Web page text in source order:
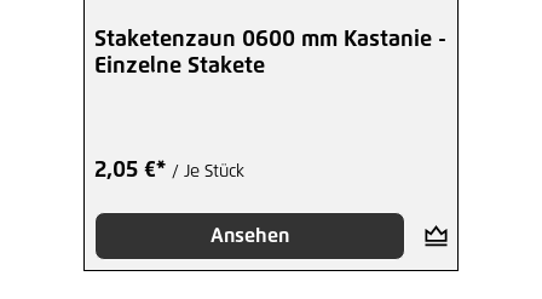
Staketenzaun 0600 mm Kastanie -
Einzelne Stakete
2,05 €* / Je Stück
Ansehen